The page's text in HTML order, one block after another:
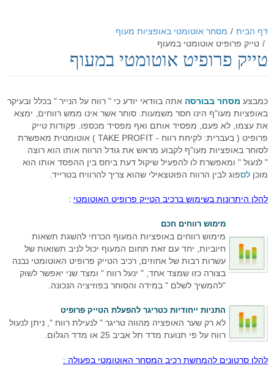
דף הבית / מסחר אוטומטי באופציות מעוף
/ טייק פרופיט אוטומטי במעוף
טייק פרופיט אוטומטי במעוף
כמבצע מסחר בבורסה אתה בוודאי יודע כי " רווח על הנייר " בכלל ובעיקר
באופציות מעו"ף הינו חסר משמעות. סוחר אשר אינו ממש רווחים, ימצא
את עצמו, לא פעם, מפסיד אותם ואף מפסיד מכספו. פקודות טייק
פרופיט ( בעברית: לקיחת רווח - TAKE PROFIT ) אוטומטית מאפשרת
לסוחר באופציות מעו"ף לקבוע מראש את גודל הרווח אותו הוא רוצה
" לנעול " ומאפשרת לו להפעיל שיקול דעת ביחס בין ההפסד אותו הוא
מוכן לספוג לבין הרווח הפוטצאילי שהוא צריך להרוויח בטרייד.
להלן היתרונות בשימוש ברכיב הטייק פרופיט האוטומטי :
מימוש רווחים חכם
מימוש רווחים באופציות המעוף הכרחי להשגת תשאות
חיוביות, יחד עם זאת תחום המעוף יכול לניב תשואות של
עשרות רבות של אחוזים, רכיב הטייק פרופיט האוטומטי נבנה
בצורה כזו שמצד אחד, " ינעל רווח " ומצד שני יאפשר לשוק
"להמשיך לשלם " במידה והסוחר בפוזיציה הנכונה.
התניות ייחודיות כטריגר להפעלת הטייק פרופיט
לא רק שער האופציה מהווה טריגר " לנעילת רווח ", ניתן לנעול
רווח על פי תנועת מדד תל אביב 25 או מדד הגלום.
להלן סרטונים להמחשת רכיב המסחר האוטומטי בפעולה :
דף הבית
אודות האתר
אודות חברת GO4IT
הסיכון במסחר בבורסה
לוח ארועים
תקנון האתר
הטכנולוגיה
מאמרים
מאמרים שוק ההון
מונחי שוק ההון
כלים לסוחר
כלים לסוחר
כלים למסחר בישראל
כלים למסחר בחול
כלים לתחזוקת המחשב
קישורים שימושיים
נתונים כלכליים
מחשבון המרת מטבעות
יומן אירועים כלכליים עולמי - יומי
מחשבון פיבוט
מדדי בורסה עולמיים
פורום שוק ההון
פורום אופציות מעוף
פורום ניתוח טכני
פורום מטח
פורום מסחר אוטומטי
הכר את מערכת המסחר
הכר את מערכת המסחר
סרטוני הדרכה - לשוניות המערכת
סרטוני הדרכה כלליים
מדריכים מצולמים
מערכת מסחר
מערכת מסחר FMR
מערכת מסחר אוטומטי GO4IT
סימולטור מסחר Go4iTrainer
מערכת מסחר OrderNet 2
מסחר אוטומטי
מסחר אוטומטי במטח
קורס פיתוח ובדיקת אסטרטגיות
מסחר אוטומטי לרצף
סטופ לוס אוטומטי
פלטפורמת הממשק הראשית
חיבור API למתכנתים לבורסה
מסחר עצמאי בבורסה
מסחר עצמאי
מסחר בבורסה
מסחר בבורסה